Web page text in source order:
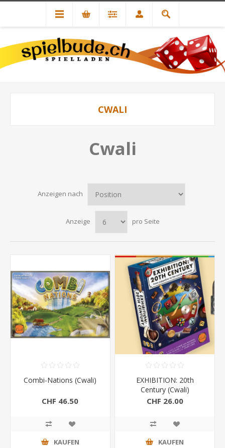
CWALI
Cwali
Anzeigen nach
Anzeige pro Seite
Combi-Nations (Cwali)
CHF 46.50
KAUFEN
EXHIBITION: 20th
Century (Cwali)
CHF 26.00
KAUFEN